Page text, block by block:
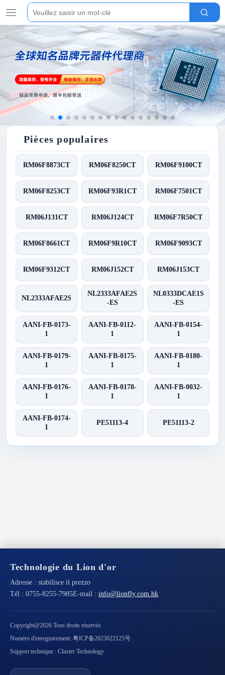
Pièces populaires
RM06F8873CT RM06F8250CT RM06F9100CT
RM06F8253CT RM06F93R1CT RM06F7501CT
RM06J131CT RM06J124CT RM06F7R50CT
RM06F8661CT RM06F9R10CT RM06F9093CT
RM06F9312CT RM06J152CT RM06J153CT
NL2333AFAE2S
NL2333AFAE2S
-ES
NL0333DCAE1S
-ES
AANI-FB-0173-
1
AANI-FB-0112-
1
AANI-FB-0154-
1
AANI-FB-0179-
1
AANI-FB-0175-
1
AANI-FB-0180-
1
AANI-FB-0176-
1
AANI-FB-0178-
1
AANI-FB-0032-
1
AANI-FB-0174-
1
PE51113-4 PE51113-2
Technologie du Lion d'or
Adresse : stabilisce il prezzo
Tél : 0755-8255-7985E-mail : info@lionfly.com.hk
Copyright@2026 Tous droits réservés
Numéro d'enregistrement: 粤ICP备2023022125号
Support technique : Cluster Technology